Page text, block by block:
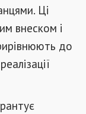
Ці
внеском і
до